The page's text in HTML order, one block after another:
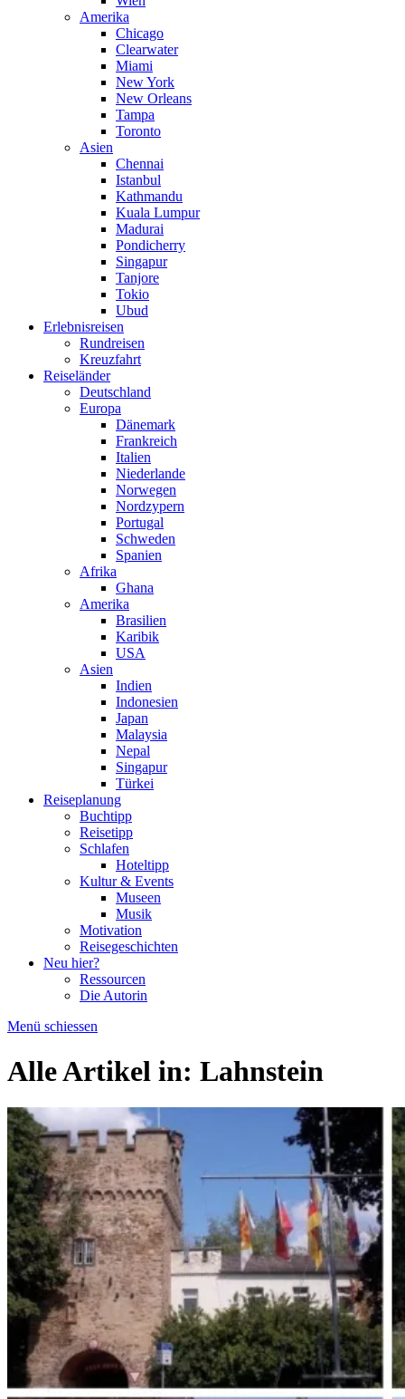
Amerika
Chicago
Clearwater
Miami
New York
New Orleans
Tampa
Toronto
Asien
Chennai
Istanbul
Kathmandu
Kuala Lumpur
Madurai
Pondicherry
Singapur
Tanjore
Tokio
Ubud
Erlebnisreisen
Rundreisen
Kreuzfahrt
Reiseländer
Deutschland
Europa
Dänemark
Frankreich
Italien
Niederlande
Norwegen
Nordzypern
Portugal
Schweden
Spanien
Afrika
Ghana
Amerika
Brasilien
Karibik
USA
Asien
Indien
Indonesien
Japan
Malaysia
Nepal
Singapur
Türkei
Reiseplanung
Buchtipp
Reisetipp
Schlafen
Hoteltipp
Kultur & Events
Museen
Musik
Motivation
Reisegeschichten
Neu hier?
Ressourcen
Die Autorin
Menü schiessen
Alle Artikel in: Lahnstein